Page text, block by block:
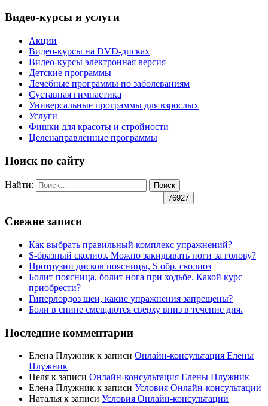
Видео-курсы и услуги
Акции
Видео-курсы на DVD-дисках
Видео-курсы электронная версия
Детские программы
Лечебные программы по заболеваниям
Суставная гимнастика
Универсальные программы для взрослых
Услуги
Фишки для красоты и стройности
Целенаправленные программы
Поиск по сайту
Найти:
Свежие записи
Как выбрать правильный комплекс упражнений?
S-бразный сколиоз. Можно закидывать ноги за голову?
Протрузии дисков поясницы, S обр. сколиоз
Болит поясница, болит нога при ходьбе. Какой курс
приобрести?
Гиперлордоз шеи, какие упражнения запрещены?
Боли в спине смещаются сверху вниз в течение дня.
Последние комментарии
Елена Плужник к записи Онлайн-консультация Елены
Плужник
Неля к записи Онлайн-консультация Елены Плужник
Елена Плужник к записи Условия Онлайн-консультации
Наталья к записи Условия Онлайн-консультации